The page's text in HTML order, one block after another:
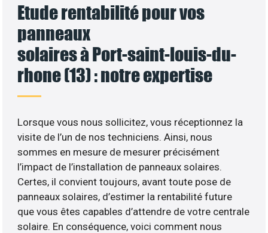
Etude rentabilité pour vos
panneaux
solaires à Port-saint-louis-du-
rhone (13) : notre expertise
Lorsque vous nous sollicitez, vous réceptionnez la
visite de l’un de nos techniciens. Ainsi, nous
sommes en mesure de mesurer précisément
l’impact de l’installation de panneaux solaires.
Certes, il convient toujours, avant toute pose de
panneaux solaires, d’estimer la rentabilité future
que vous êtes capables d’attendre de votre centrale
solaire. En conséquence, voici comment nous